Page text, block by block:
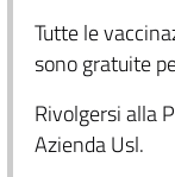
Tutte le
sono gratuite
Rivolgersi alla
Azienda Usl.